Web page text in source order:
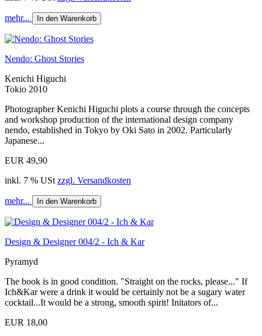
mehr... In den Warenkorb
Nendo: Ghost Stories
Kenichi Higuchi
Tokio 2010
Photographer Kenichi Higuchi plots a course through the concepts
and workshop production of the international design company
nendo, established in Tokyo by Oki Sato in 2002. Particularly
Japanese...
EUR 49,90
inkl. 7 % USt zzgl. Versandkosten
mehr... In den Warenkorb
Design & Designer 004/2 - Ich & Kar
Pyramyd
The book is in good condition. "Straight on the rocks, please..." If
Ich&Kar were a drink it would be certainly not be a sugary water
cocktail...It would be a strong, smooth spirit! Initators of...
EUR 18,00